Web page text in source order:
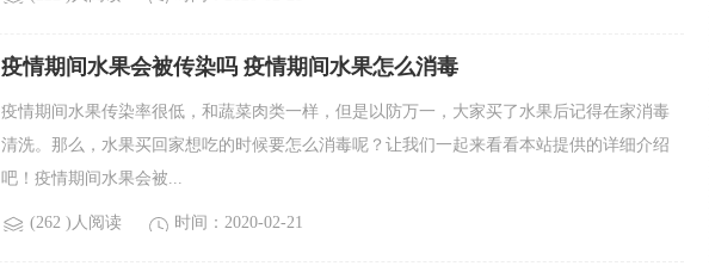
疫情期间水果会被传染吗 疫情期间水果怎么消毒
疫情期间水果传染率很低，和蔬菜肉类一样，但是以防万一，大家买了水果后记得在家消毒
清洗。那么，水果买回家想吃的时候要怎么消毒呢？让我们一起来看看本站提供的详细介绍
吧！疫情期间水果会被...
(262 )人阅读 时间：2020-02-21